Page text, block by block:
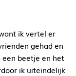
ik vertel er
gehad en
een beetje en het
ik uiteindelijk